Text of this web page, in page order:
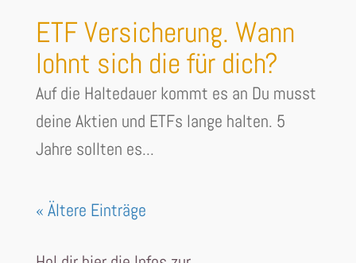
ETF Versicherung. Wann
lohnt sich die für dich?
Auf die Haltedauer kommt es an Du musst
deine Aktien und ETFs lange halten. 5
Jahre sollten es...
« Ältere Einträge